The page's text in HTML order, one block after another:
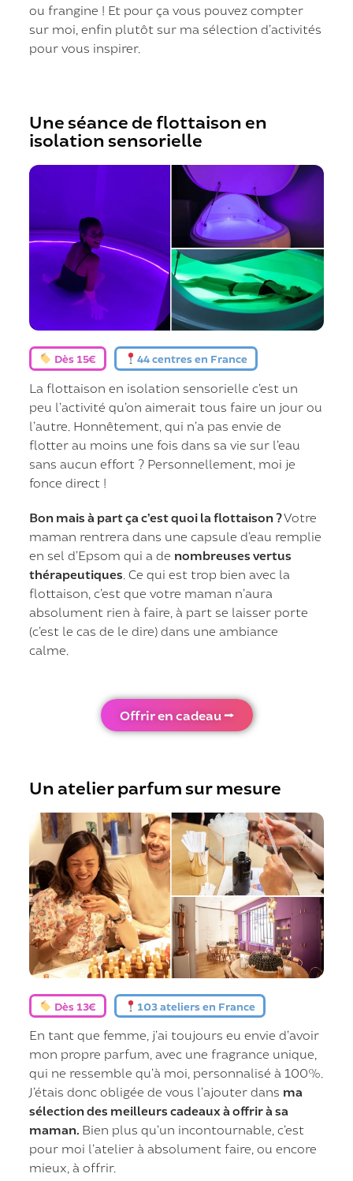
ou frangine ! Et pour ça vous pouvez compter
sur moi, enfin plutôt sur ma sélection d’activités
pour vous inspirer.
Une séance de flottaison en
isolation sensorielle
Dès 15€ 44 centres en France
La flottaison en isolation sensorielle c’est un
peu l’activité qu’on aimerait tous faire un jour ou
l’autre. Honnêtement, qui n’a pas envie de
flotter au moins une fois dans sa vie sur l’eau
sans aucun effort ? Personnellement, moi je
fonce direct !
Bon mais à part ça c’est quoi la flottaison ?Votre
maman rentrera dans une capsule d’eau remplie
en sel d’Epsom qui a de nombreuses vertus
thérapeutiques . Ce qui est trop bien avec la
flottaison, c’est que votre maman n’aura
absolument rien à faire, à part se laisser porte
(c’est le cas de le dire) dans une ambiance
calme.
Offrir en cadeau ⭢
Un atelier parfum sur mesure
Dès 13€ 103 ateliers en France
En tant que femme, j’ai toujours eu envie d’avoir
mon propre parfum, avec une fragrance unique,
qui ne ressemble qu’à moi, personnalisé à 100%.
J’étais donc obligée de vous l’ajouter dans ma
sélection des meilleurs cadeaux à offrir à sa
maman. Bien plus qu’un incontournable, c’est
pour moi l’atelier à absolument faire, ou encore
mieux, à offrir.